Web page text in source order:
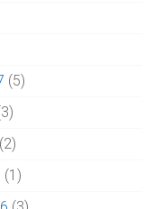
(5)
(2)
(1)